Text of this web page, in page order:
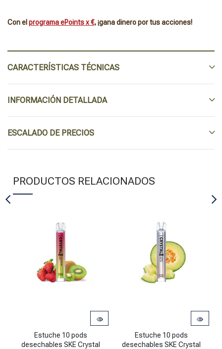
Con el programa ePoints x €, ¡gana dinero por tus acciones!
CARACTERÍSTICAS TÉCNICAS
INFORMACIÓN DETALLADA
ESCALADO DE PRECIOS
PRODUCTOS RELACIONADOS
Estuche 10 pods desechables SKE Crystal +600 puffs 20mg/ml
Estuche 10 pods
desechables SKE Crystal
Estuche 10 pods desechables
Estuche 10 pods
desechables SKE Crystal